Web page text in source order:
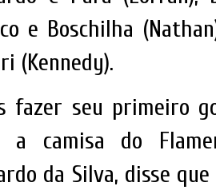
e Boschilha
(Kennedy).
fazer seu primeiro
a camisa do
da Silva, disse